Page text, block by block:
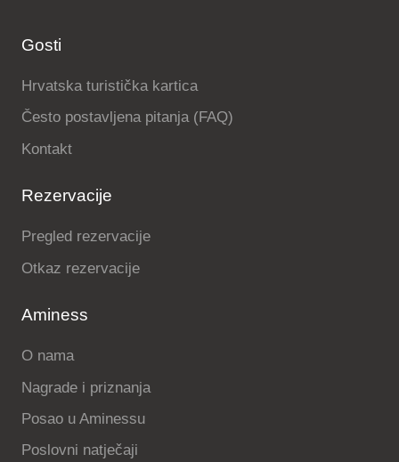
Gosti
Hrvatska turistička kartica
Često postavljena pitanja (FAQ)
Kontakt
Rezervacije
Pregled rezervacije
Otkaz rezervacije
Aminess
O nama
Nagrade i priznanja
Posao u Aminessu
Poslovni natječaji